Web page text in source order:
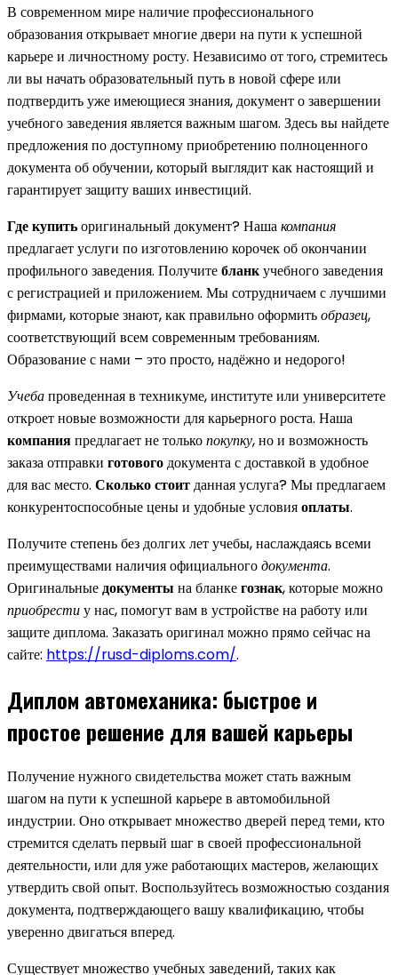
В современном мире наличие профессионального
образования открывает многие двери на пути к успешной
карьере и личностному росту. Независимо от того, стремитесь
ли вы начать образовательный путь в новой сфере или
подтвердить уже имеющиеся знания, документ о завершении
учебного заведения является важным шагом. Здесь вы найдете
предложения по доступному приобретению полноценного
документа об обучении, который выглядит как настоящий и
гарантирует защиту ваших инвестиций.
Где купитьоригинальный документ? Нашакомпания
предлагает услуги по изготовлению корочек об окончании
профильного заведения. Получитебланкучебного заведения
с регистрацией и приложением. Мы сотрудничаем с лучшими
фирмами, которые знают, как правильно оформитьобразец,
соответствующий всем современным требованиям.
Образование с нами – это просто, надёжно и недорого!
Учебапроведенная в техникуме, институте или университете
откроет новые возможности для карьерного роста. Наша
компанияпредлагает не толькопокупку, но и возможность
заказа отправки готовогодокумента с доставкой в удобное
для вас место. Сколько стоитданная услуга? Мы предлагаем
конкурентоспособные цены и удобные условияоплаты.
Получите степень без долгих лет учебы, наслаждаясь всеми
преимуществами наличия официальногодокумента.
Оригинальныедокументы на бланкегознак, которые можно
приобрестиу нас, помогут вам в устройстве на работу или
защите диплома. Заказать оригинал можно прямо сейчас на
сайте: https://rusd-diploms.com/.
Диплом автомеханика: быстрое и
простое решение для вашей карьеры
Получение нужного свидетельства может стать важным
шагом на пути к успешной карьере в автомобильной
индустрии. Оно открывает множество дверей перед теми, кто
стремится сделать первый шаг в своей профессиональной
деятельности, или для уже работающих мастеров, желающих
утвердить свой опыт. Воспользуйтесь возможностью создания
документа, подтверждающего вашу квалификацию, чтобы
уверенно двигаться вперед.
Существует множество учебных заведений, таких как